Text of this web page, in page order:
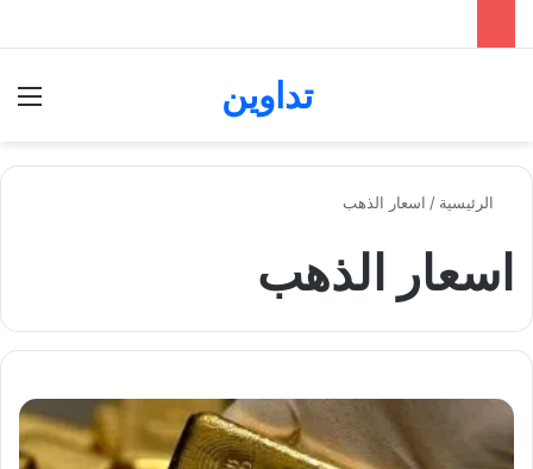
تداوين
الرئيسية / اسعار الذهب
اسعار الذهب